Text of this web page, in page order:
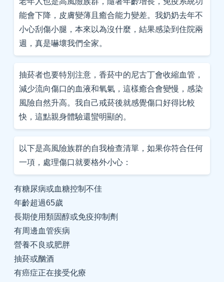
能會下降，皮膚變薄且癒合能力變差。我奶奶去年不
小心刮傷小腿，本來以為沒什麼，結果感染到住院兩
週，真是嚇壞我們全家。
抽菸者也要特別注意，香菸中的尼古丁會收縮血管，
減少流向傷口的血液和氧氣，這樣癒合會變慢，感染
風險自然升高。我自己戒菸後就感覺傷口好得比較
快，這點親身體驗還蠻明顯的。
以下是高風險族群的自我檢查清單，如果你符合任何
一項，處理傷口就要格外小心：
有糖尿病或血糖控制不佳
年齡超過65歲
長期使用類固醇或免疫抑制劑
有周邊血管疾病
營養不良或肥胖
抽菸或酗酒
有癌症正在接受化療